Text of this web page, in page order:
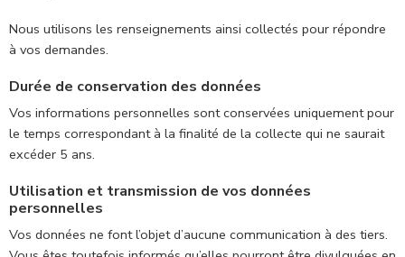
Nous utilisons les renseignements ainsi collectés pour répondre
à vos demandes.
Durée de conservation des données
Vos informations personnelles sont conservées uniquement pour
le temps correspondant à la finalité de la collecte qui ne saurait
excéder 5 ans.
Utilisation et transmission de vos données
personnelles
Vos données ne font l’objet d’aucune communication à des tiers.